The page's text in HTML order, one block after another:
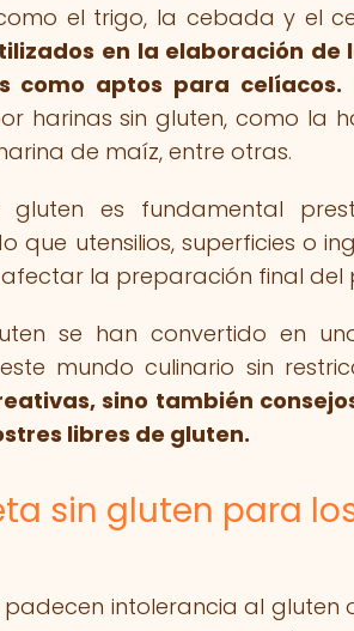
el trigo, la cebada y el
en la elaboración de
como aptos para celíacos.
harinas sin gluten, como la
de maíz, entre otras.
gluten es fundamental
que utensilios, superficies o
la preparación final del
se han convertido en
mundo culinario sin
sino también
libres de gluten.
sin gluten para
intolerancia al gluten